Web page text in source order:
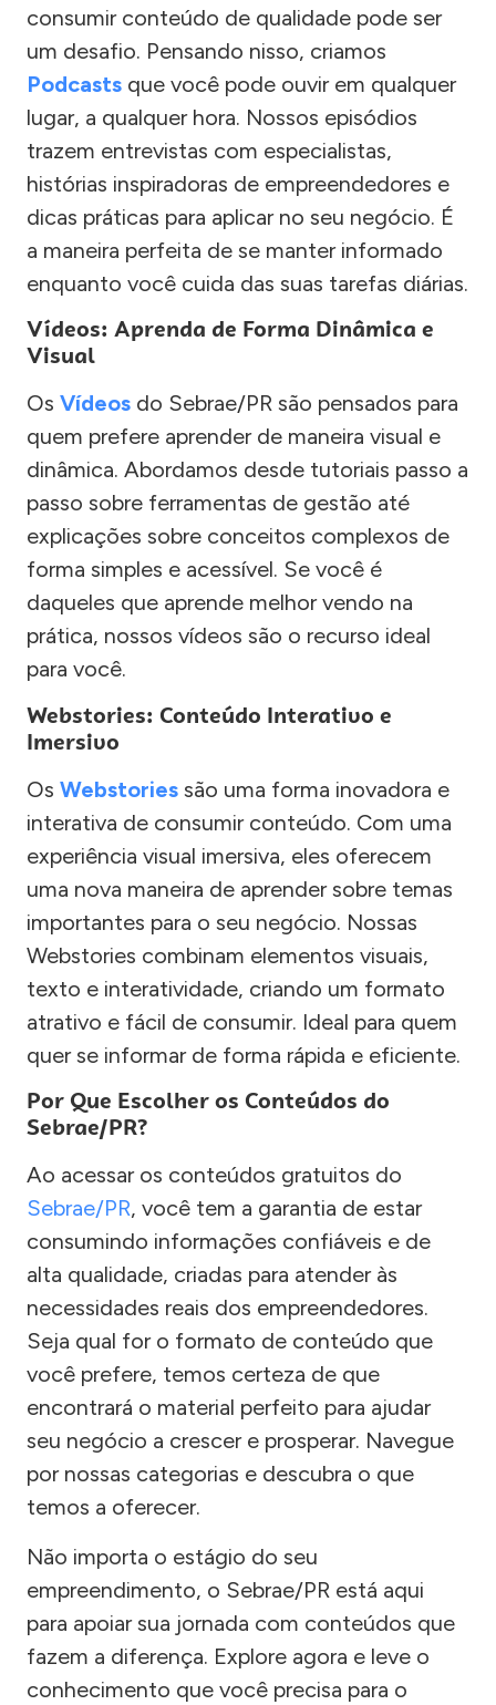
consumir conteúdo de qualidade pode ser
um desafio. Pensando nisso, criamos
Podcasts que você pode ouvir em qualquer
lugar, a qualquer hora. Nossos episódios
trazem entrevistas com especialistas,
histórias inspiradoras de empreendedores e
dicas práticas para aplicar no seu negócio. É
a maneira perfeita de se manter informado
enquanto você cuida das suas tarefas diárias.
Vídeos: Aprenda de Forma Dinâmica e
Visual
Os Vídeos do Sebrae/PR são pensados para
quem prefere aprender de maneira visual e
dinâmica. Abordamos desde tutoriais passo a
passo sobre ferramentas de gestão até
explicações sobre conceitos complexos de
forma simples e acessível. Se você é
daqueles que aprende melhor vendo na
prática, nossos vídeos são o recurso ideal
para você.
Webstories: Conteúdo Interativo e
Imersivo
Os Webstories são uma forma inovadora e
interativa de consumir conteúdo. Com uma
experiência visual imersiva, eles oferecem
uma nova maneira de aprender sobre temas
importantes para o seu negócio. Nossas
Webstories combinam elementos visuais,
texto e interatividade, criando um formato
atrativo e fácil de consumir. Ideal para quem
quer se informar de forma rápida e eficiente.
Por Que Escolher os Conteúdos do
Sebrae/PR?
Ao acessar os conteúdos gratuitos do
Sebrae/PR, você tem a garantia de estar
consumindo informações confiáveis e de
alta qualidade, criadas para atender às
necessidades reais dos empreendedores.
Seja qual for o formato de conteúdo que
você prefere, temos certeza de que
encontrará o material perfeito para ajudar
seu negócio a crescer e prosperar. Navegue
por nossas categorias e descubra o que
temos a oferecer.
Não importa o estágio do seu
empreendimento, o Sebrae/PR está aqui
para apoiar sua jornada com conteúdos que
fazem a diferença. Explore agora e leve o
conhecimento que você precisa para o